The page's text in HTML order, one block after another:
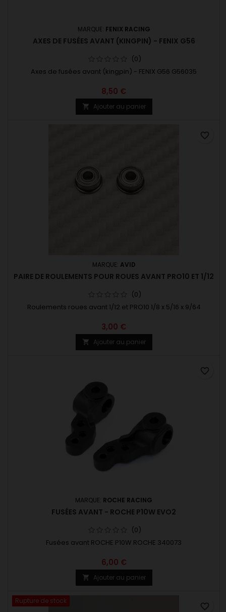
MARQUE: FENIX RACING
AXES DE FUSÉES AVANT (KINGPIN) - FENIX G56
(0)
Axes de fusées avant (kingpin) - FENIX G56 G56035
8,50 €
 Ajouter au panier
MARQUE: AVID
PAIRE DE ROULEMENTS POUR ROUES AVANT PRO10 ET 1/12
(0)
Roulements roues avant 1/12 et PRO10 1/8 x 5/16 x 9/64
3,00 €
 Ajouter au panier
favorite_border
MARQUE: ROCHE RACING
FUSÉES AVANT - ROCHE P10W EVO2
(0)
Fusées avant ROCHE P10W ROCHE 340073
6,00 €
 Ajouter au panier
favorite_border
Rupture de stock
favorite_border